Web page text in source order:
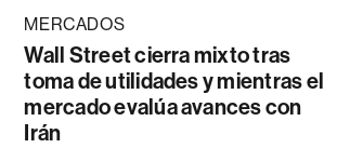
MERCADOS
Wall Street cierra mixto tras
toma de utilidades y mientras el
mercado evalúa avances con
Irán